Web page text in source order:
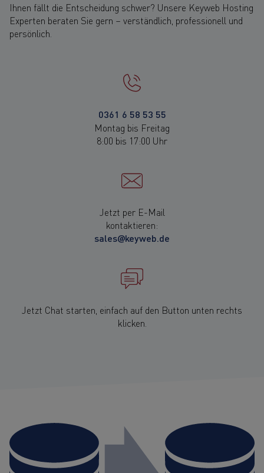
Ihnen fällt die Entscheidung schwer? Unsere Keyweb Hosting
Experten beraten Sie gern – verständlich, professionell und
persönlich.
0361 6 58 53 55
Montag bis Freitag
8:00 bis 17:00 Uhr
Jetzt per E-Mail
kontaktieren:
sales@keyweb.de
Jetzt Chat starten, einfach auf den Button unten rechts
klicken.